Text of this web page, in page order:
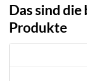
Das sind
Produkte